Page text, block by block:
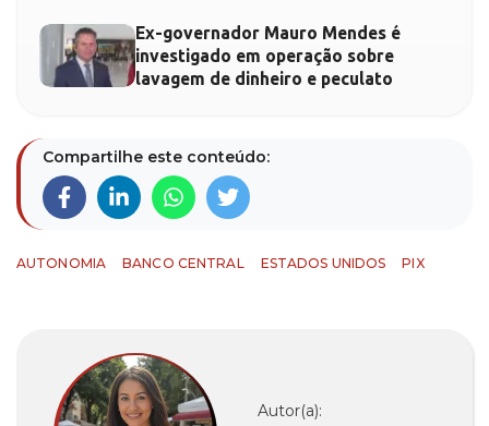
Ex-governador Mauro Mendes é
investigado em operação sobre
lavagem de dinheiro e peculato
Compartilhe este conteúdo:
AUTONOMIA BANCO CENTRAL ESTADOS UNIDOS PIX
Autor(a):